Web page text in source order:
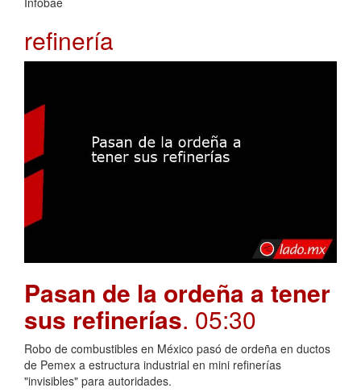
refinería
Pasan de la ordeña a tener
sus refinerías. 05:30
Robo de combustibles en México pasó de ordeña en ductos
de Pemex a estructura industrial en mini refinerías
"invisibles" para autoridades.